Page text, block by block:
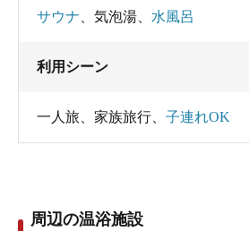
サウナ 気泡湯 水風呂
利用シーン
一人旅 家族旅行 子連れOK
周辺の温浴施設